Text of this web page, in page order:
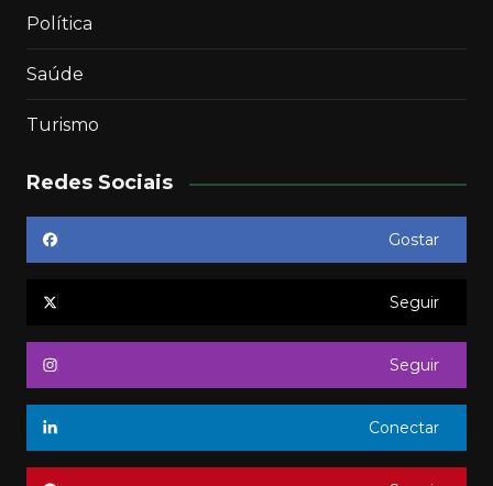
Política
Saúde
Turismo
Redes Sociais
Gostar
Seguir
Seguir
Conectar